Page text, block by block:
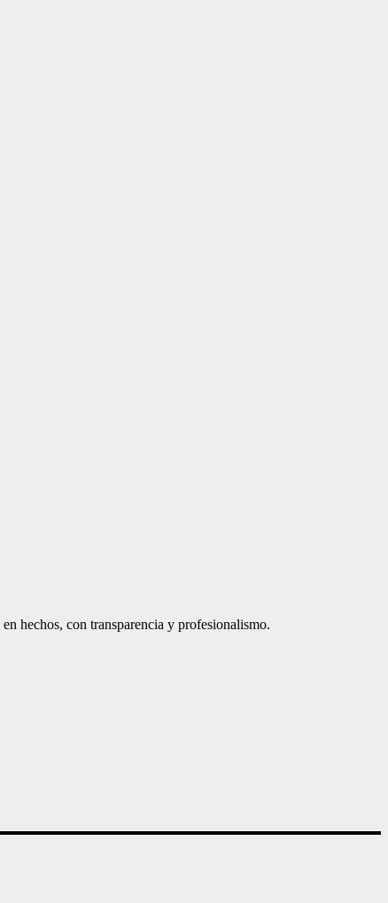
hechos, con transparencia y profesionalismo.